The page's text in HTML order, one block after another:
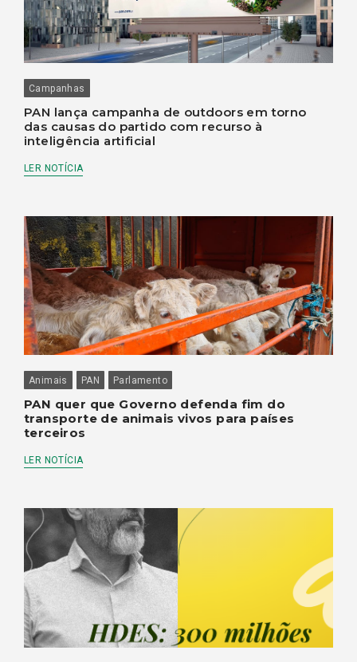
Campanhas
PAN lança campanha de outdoors em torno
das causas do partido com recurso à
inteligência artificial
LER NOTÍCIA
Animais PAN Parlamento
PAN quer que Governo defenda fim do
transporte de animais vivos para países
terceiros
LER NOTÍCIA